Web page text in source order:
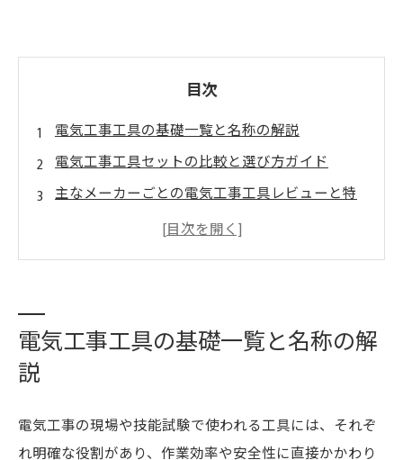
目次
電気工事工具の基礎一覧と名称の解説
電気工事工具セットの比較と選び方ガイド
主なメーカーごとの電気工事工具レビューと特
電気工事工具の基礎一覧と名称の解
説
電気工事の現場や技能試験で使われる工具には、それぞ
れ明確な役割があり、作業効率や安全性に直接かかわり